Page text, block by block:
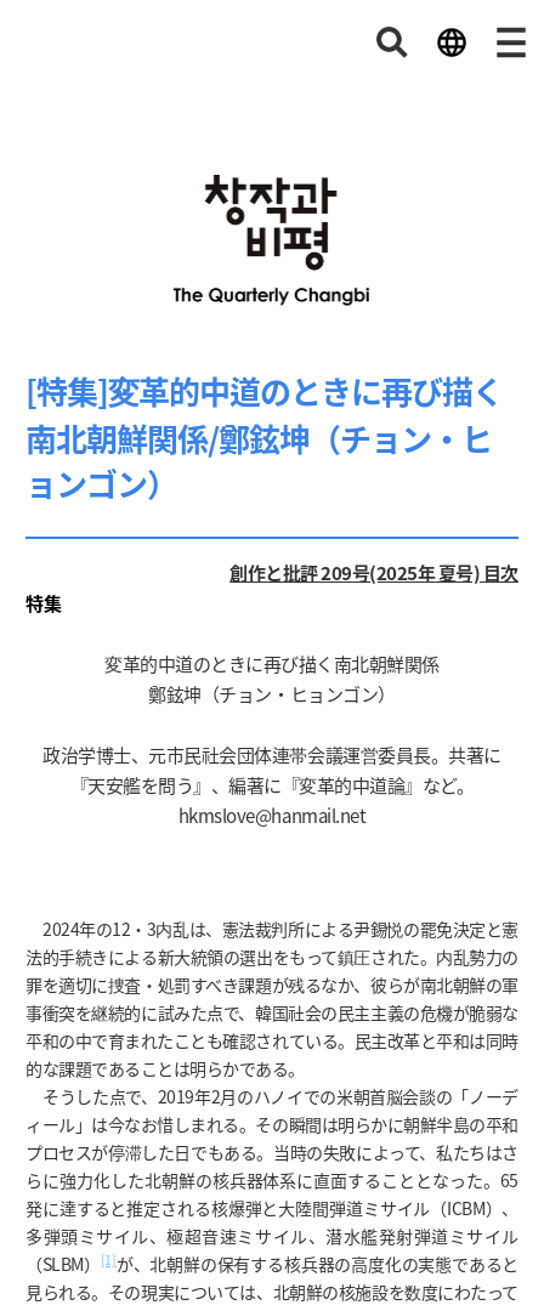
[特集]変革的中道のときに再び描く
南北朝鮮関係/鄭鉉坤（チョン・ヒ
ョンゴン）
創作と批評 209号(2025年 夏号) 目次
特集
変革的中道のときに再び描く南北朝鮮関係
鄭鉉坤（チョン・ヒョンゴン）
政治学博士、元市民社会団体連帯会議運営委員長。共著に
『天安艦を問う』、編著に『変革的中道論』など。
hkmslove@hanmail.net
2024年の12・3内乱は、憲法裁判所による尹錫悦の罷免決定と憲
法的手続きによる新大統領の選出をもって鎮圧された。内乱勢力の
罪を適切に捜査・処罰すべき課題が残るなか、彼らが南北朝鮮の軍
事衝突を継続的に試みた点で、韓国社会の民主主義の危機が脆弱な
平和の中で育まれたことも確認されている。民主改革と平和は同時
的な課題であることは明らかである。
そうした点で、2019年2月のハノイでの米朝首脳会談の「ノーデ
ィール」は今なお惜しまれる。その瞬間は明らかに朝鮮半島の平和
プロセスが停滞した日でもある。当時の失敗によって、私たちはさ
らに強力化した北朝鮮の核兵器体系に直面することとなった。65
発に達すると推定される核爆弾と大陸間弾道ミサイル（ICBM）、
多弾頭ミサイル、極超音速ミサイル、潜水艦発射弾道ミサイル
（SLBM）
[1]が、北朝鮮の保有する核兵器の高度化の実態であると
見られる。その現実については、北朝鮮の核施設を数度にわたって